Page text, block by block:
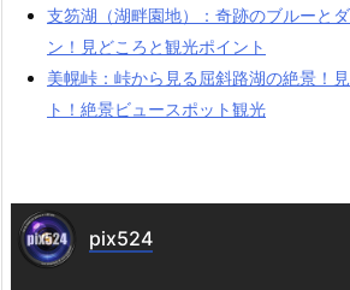
支笏湖（湖畔園地）：奇跡のブルーと
ン！見どころと観光ポイント
美幌峠：峠から見る屈斜路湖の絶景！
ト！絶景ビュースポット観光
pix524